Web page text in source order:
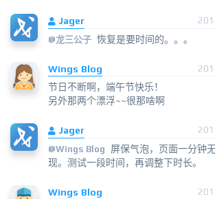
Jager
@龙三公子 恢复是要时间的。。。
Wings Blog
节日不断啊，端午节快乐！
另外那两个漂浮~~很那啥啊
Jager
@Wings Blog
屏保气泡，页面一分钟
现。测试一段时间，再调整下时长。
Wings Blog